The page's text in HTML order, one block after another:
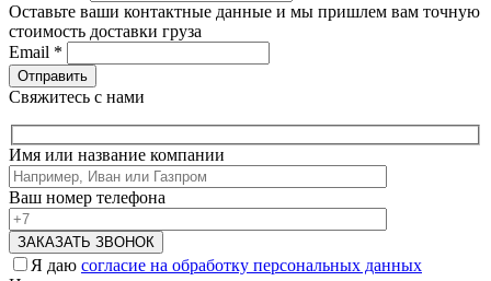
Оставьте ваши контактные данные и мы пришлем вам точную
стоимость доставки груза
Email *
Свяжитесь с нами
Имя или название компании
Ваш номер телефона
Я даю согласие на обработку персональных данных